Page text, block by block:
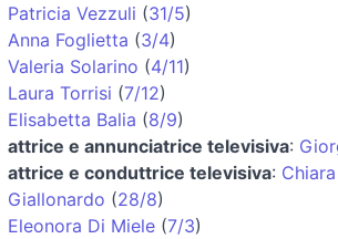
Patricia Vezzuli (31/5)
Anna Foglietta (3/4)
Valeria Solarino (4/11)
Laura Torrisi (7/12)
Elisabetta Balia (8/9)
attrice e annunciatrice televisiva:
attrice e conduttrice televisiva: Chiara
Giallonardo (28/8)
Eleonora Di Miele (7/3)